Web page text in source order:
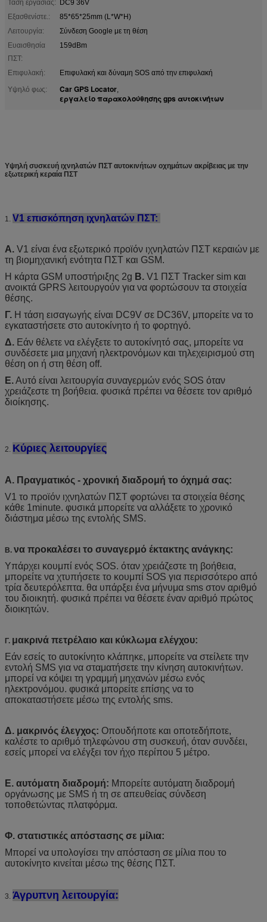
Τάση εργασίας: DC9 36V
Εξασθενίστε.:
85*65*25mm (L*W*H)
Λειτουργία:
Σύνδεση Google με τη θέση
Ευαισθησία
ΠΣΤ:
159dBm
Επιφυλακή:
Επιφυλακή και δύναμη SOS από την επιφυλακή
Υψηλό φως:
Car GPS Locator,
εργαλείο παρακολούθησης gps αυτοκινήτων
Υψηλή συσκευή ιχνηλατών ΠΣΤ αυτοκινήτων οχημάτων ακρίβειας με την
εξωτερική κεραία ΠΣΤ
1. V1 επισκόπηση ιχνηλατών ΠΣΤ:
Α. V1 είναι ένα εξωτερικό προϊόν ιχνηλατών ΠΣΤ κεραιών με
τη βιομηχανική ενότητα ΠΣΤ και GSM.
Η κάρτα GSM υποστήριξης 2g Β. V1 ΠΣΤ Tracker sim και
ανοικτά GPRS λειτουργούν για να φορτώσουν τα στοιχεία
θέσης.
Γ. Η τάση εισαγωγής είναι DC9V σε DC36V, μπορείτε να το
εγκαταστήσετε στο αυτοκίνητο ή το φορτηγό.
Δ. Εάν θέλετε να ελέγξετε το αυτοκίνητό σας, μπορείτε να
συνδέσετε μια μηχανή ηλεκτρονόμων και τηλεχειρισμού στη
θέση on ή στη θέση off.
Ε.Αυτό είναι λειτουργία συναγερμών ενός SOS όταν
χρειάζεστε τη βοήθεια. φυσικά πρέπει να θέσετε τον αριθμό
διοίκησης.
2. Κύριες λειτουργίες
Α. Πραγματικός - χρονική διαδρομή το όχημά σας:
V1 το προϊόν ιχνηλατών ΠΣΤ φορτώνει τα στοιχεία θέσης
κάθε 1minute. φυσικά μπορείτε να αλλάξετε το χρονικό
διάστημα μέσω της εντολής SMS.
Β. να προκαλέσει το συναγερμό έκτακτης ανάγκης:
Υπάρχει κουμπί ενός SOS. όταν χρειάζεστε τη βοήθεια,
μπορείτε να χτυπήσετε το κουμπί SOS για περισσότερο από
τρία δευτερόλεπτα. θα υπάρξει ένα μήνυμα sms στον αριθμό
του διοικητή. φυσικά πρέπει να θέσετε έναν αριθμό πρώτος
διοικητών.
Γ. μακρινά πετρέλαιο και κύκλωμα ελέγχου:
Εάν εσείς το αυτοκίνητο κλάπηκε, μπορείτε να στείλετε την
εντολή SMS για να σταματήσετε την κίνηση αυτοκινήτων.
μπορεί να κόψει τη γραμμή μηχανών μέσω ενός
ηλεκτρονόμου. φυσικά μπορείτε επίσης να το
αποκαταστήσετε μέσω της εντολής sms.
Δ. μακρινός έλεγχος: Οπουδήποτε και οποτεδήποτε,
καλέστε το αριθμό τηλεφώνου στη συσκευή, όταν συνδέει,
εσείς μπορεί να ελέγξει τον ήχο περίπου 5 μέτρο.
Ε. αυτόματη διαδρομή: Μπορείτε αυτόματη διαδρομή
οργάνωσης με SMS ή τη σε απευθείας σύνδεση
τοποθετώντας πλατφόρμα.
Φ. στατιστικές απόστασης σε μίλια:
Μπορεί να υπολογίσει την απόσταση σε μίλια που το
αυτοκίνητο κινείται μέσω της θέσης ΠΣΤ.
3. Άγρυπνη λειτουργία: